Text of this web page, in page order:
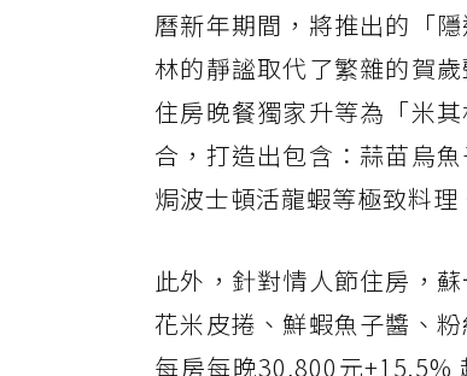
曆新年期間，將推出的「
林的靜謐取代了繁雜的賀
住房晚餐獨家升等為「米
合，打造出包含：蒜苗烏
焗波士頓活龍蝦等極致料理
此外，針對情人節住房，
花米皮捲、鮮蝦魚子醬、
每房每晚30,800元